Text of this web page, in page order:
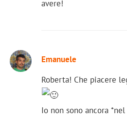
avere!
Emanuele
Roberta! Che piacere
Io non sono ancora *nel